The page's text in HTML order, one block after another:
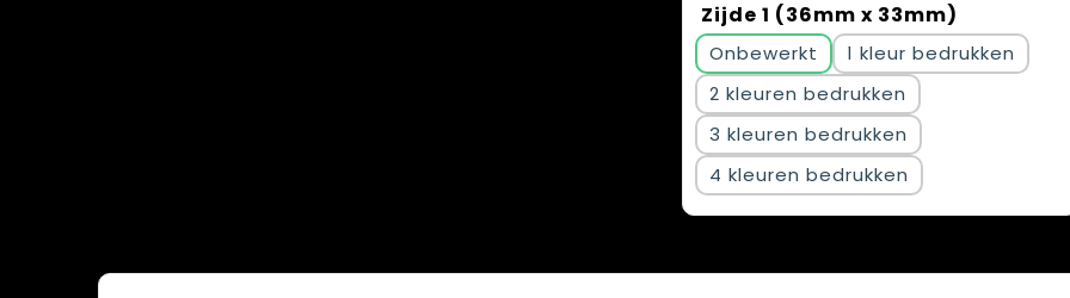
Zijde 1 (36mm x 33mm)
Onbewerkt
1
2
3
4